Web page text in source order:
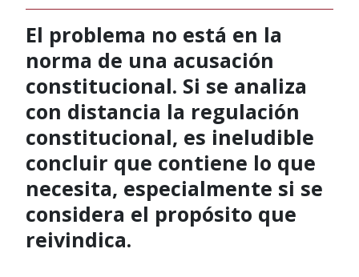
El problema no está en la
norma de una acusación
constitucional. Si se analiza
con distancia la regulación
constitucional, es ineludible
concluir que contiene lo que
necesita, especialmente si se
considera el propósito que
reivindica.